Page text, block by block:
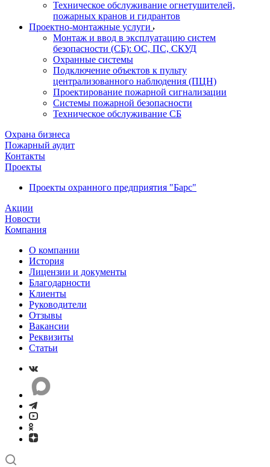
Техническое обслуживание огнетушителей,
пожарных кранов и гидрантов
Проектно-монтажные услуги
Монтаж и ввод в эксплуатацию систем
безопасности (СБ): ОС, ПС, СКУД
Охранные системы
Подключение объектов к пульту
централизованного наблюдения (ПЦН)
Проектирование пожарной сигнализации
Системы пожарной безопасности
Техническое обслуживание СБ
Охрана бизнеса
Пожарный аудит
Контакты
Проекты
Проекты охранного предприятия "Барс"
Акции
Новости
Компания
О компании
История
Лицензии и документы
Благодарности
Клиенты
Руководители
Отзывы
Вакансии
Реквизиты
Статьи